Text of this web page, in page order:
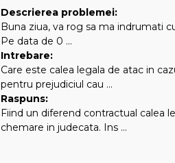
Descrierea problemei:
Buna ziua, va rog sa ma indrumati
Pe data de 0 ...
Intrebare:
Care este calea legala de atac in
pentru prejudiciul cau ...
Raspuns:
Fiind un diferend contractual calea
chemare in judecata. Ins ...